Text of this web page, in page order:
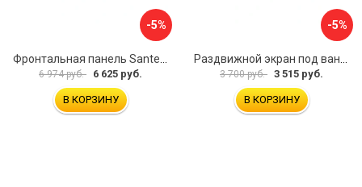
-5%
6 974 руб. 6 625 руб.
В КОРЗИНУ
-5%
3 700 руб. 3 515 руб.
В КОРЗИНУ